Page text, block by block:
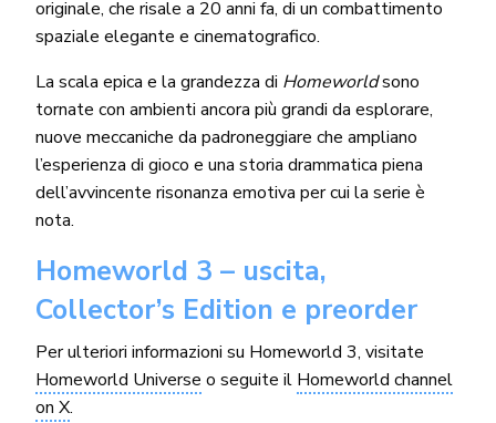
originale, che risale a 20 anni fa, di un combattimento
spaziale elegante e cinematografico.
La scala epica e la grandezza di Homeworldsono
tornate con ambienti ancora più grandi da esplorare,
nuove meccaniche da padroneggiare che ampliano
l’esperienza di gioco e una storia drammatica piena
dell’avvincente risonanza emotiva per cui la serie è
nota.
Homeworld 3 – uscita,
Collector’s Edition e preorder
Per ulteriori informazioni su Homeworld 3, visitate
Homeworld Universe o seguite il Homeworld channel
on X.